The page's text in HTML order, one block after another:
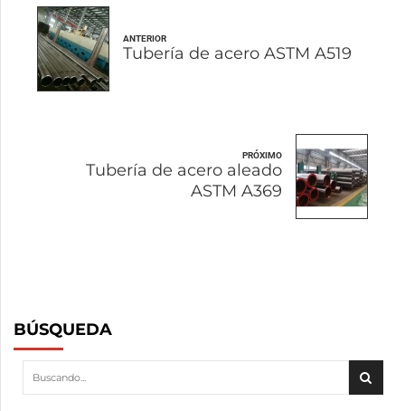
ANTERIOR
Tubería de acero ASTM A519
PRÓXIMO
Tubería de acero aleado
ASTM A369
BÚSQUEDA